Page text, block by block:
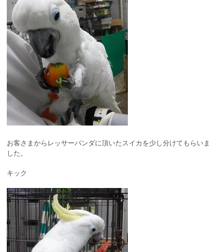
お客さまからレッサーパンダに頂いたスイカを少し分けてもらいま
した。
キック